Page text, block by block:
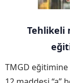
Tehlikeli
TMGD